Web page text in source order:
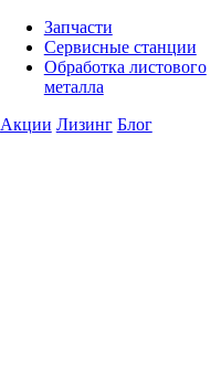
Запчасти
Сервисные станции
Обработка листового
металла
Акции Лизинг Блог